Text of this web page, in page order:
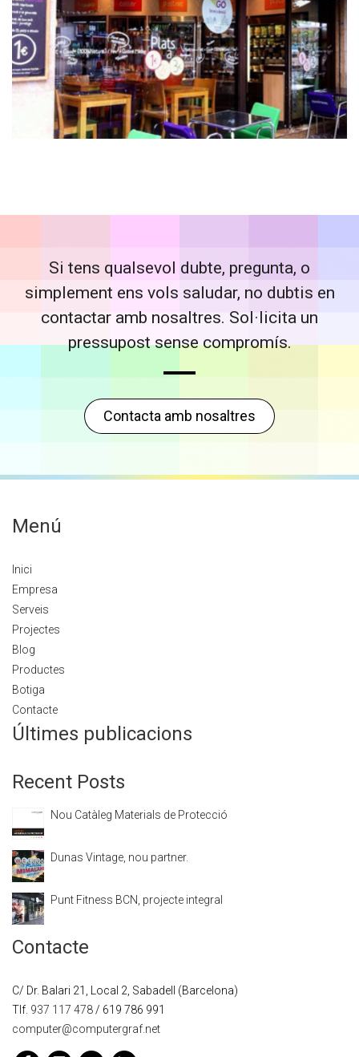
Nostrum
Si tens qualsevol dubte, pregunta, o
simplement ens vols saludar, no dubtis en
contactar amb nosaltres. Sol·licita un
pressupost sense compromís.
Contacta amb nosaltres
Menú
Inici
Empresa
Serveis
Projectes
Blog
Productes
Botiga
Contacte
Últimes publicacions
Recent Posts
Nou Catàleg Materials de Protecció
Dunas Vintage, nou partner.
Punt Fitness BCN, projecte integral
Contacte
C/ Dr. Balari 21, Local 2, Sabadell (Barcelona)
Tlf. 937 117 478/ 619 786 991
computer@computergraf.net